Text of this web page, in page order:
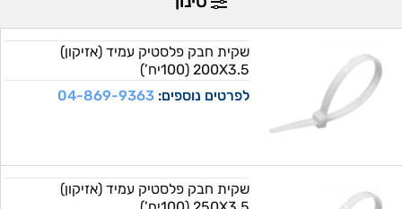
שקית חבק פלסטיק עמיד (אזיקון)
200X3.5 (100יח’)
לפרטים נוספים:04-869-9363
שקית חבק פלסטיק עמיד (אזיקון)